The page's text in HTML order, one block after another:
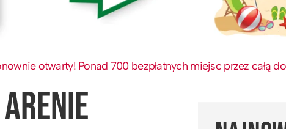
otwarty! Ponad 700 bezpłatnych miejsc przez całą